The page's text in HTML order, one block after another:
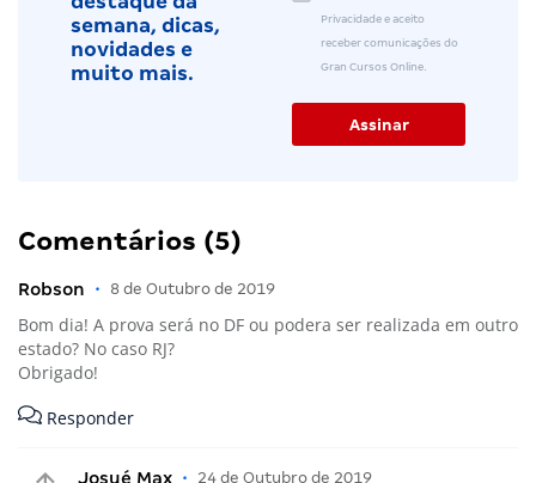
semana, dicas,
novidades e
muito mais.
Privacidade e aceito
receber comunicações do
Gran Cursos Online.
Comentários (5)
Robson • 8 de Outubro de 2019
Bom dia! A prova será no DF ou podera ser realizada em outro
estado? No caso RJ?
Obrigado!
Responder
Josué Max • 24 de Outubro de 2019